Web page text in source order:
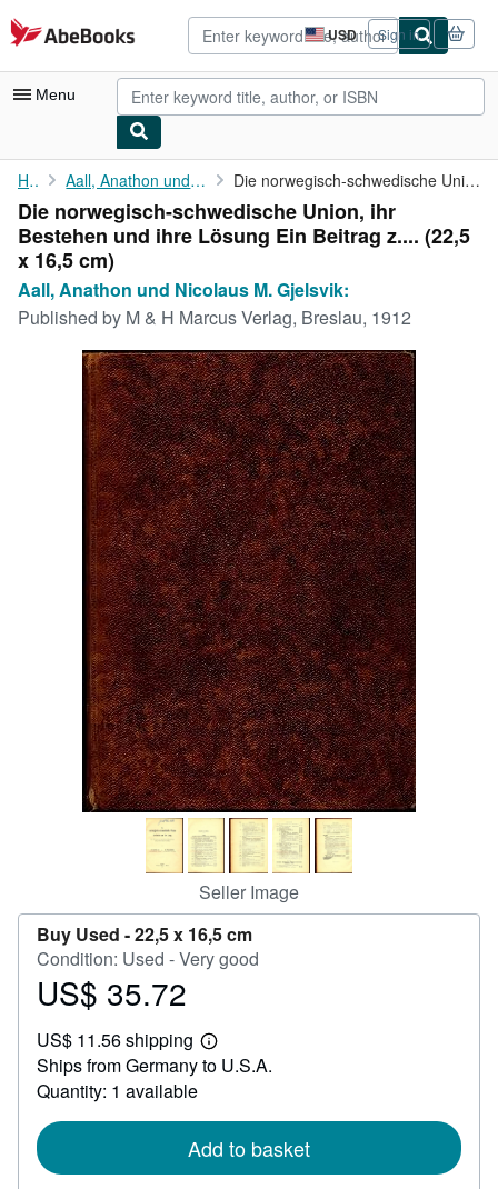
Skip to main content
AbeBooks.com USD
Site
shopping
preferences
Sign in
Menu
My Account
My Purchases
Advanced Search
Browse Collections
Art & Collectibles
Textbooks
Start Selling
CLOSE
Home Aall, Anathon und Nicolaus M. Gjelsvik: Die norwegisch-schwedische Union, ihr Bestehen und ihre Lösung ...
Die norwegisch-schwedische Union, ihr
Bestehen und ihre Lösung Ein Beitrag z.... (22,5
x 16,5 cm)
Aall, Anathon und Nicolaus M. Gjelsvik:
Published by M & H Marcus Verlag, Breslau, 1912
Seller Image
Buy Used -22,5 x 16,5 cm
Condition: Used - Very good
Price
35.72
US$ 35.72
US$ 11.56 shipping
Learn
more
Ships from Germany to U.S.A.
Quantity: 1 available
Add to basket